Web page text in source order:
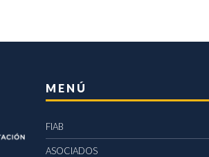
MENÚ
FIAB
ASOCIADOS